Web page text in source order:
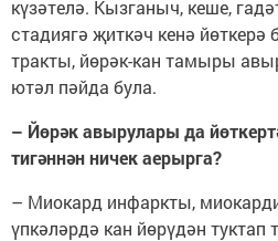
күзәтелә. Кызганыч, кеше,
стадиягә җиткәч кенә
тракты, йөрәк-кан тамыры
ютәл пәйда була.
– Йөрәк авырулары да
тигәннән ничек аерырга?
– Миокард инфаркты,
үпкәләрдә кан йөрүдән туктап